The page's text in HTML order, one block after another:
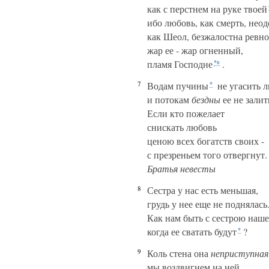
как с перстнем на руке твоей
ибо любовь, как смерть,
как Шеол, безжалостна
жар ее - жар огненный,
пламя Господне*в .
7 Водам пучины*
не угасить
и потокамбездныее не
Если кто пожелает
снискать любовь
ценою всех богатств своих -
с презреньем того отвергнут.
Братья невесты
8
Сестра у нас есть меньшая,
грудь у нее еще не поднялась.
Как нам быть с сестрою
когда ее сватать будут* ?
9 Коль стена она неприступная